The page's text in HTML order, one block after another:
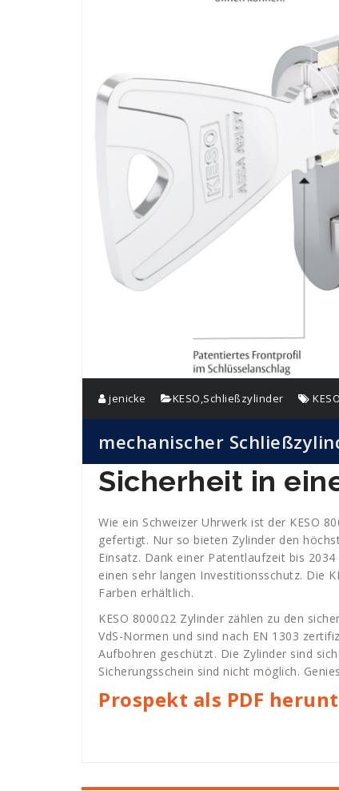
jenicke KESO,Schließzylinder
mechanischer
Sicherheit in
Wie ein Schweizer Uhrwerk ist der KESO
gefertigt. Nur so bieten Zylinder den
Einsatz. Dank einer Patentlaufzeit bis
einen sehr langen Investitionsschutz. Die
Farben erhältlich.
KESO 8000Ω2 Zylinder zählen zu den
VdS-Normen und sind nach EN 1303
Aufbohren geschützt. Die Zylinder sind
Sicherungsschein sind nicht möglich.
Prospekt als PDF